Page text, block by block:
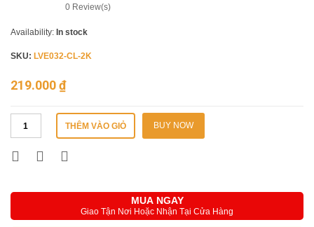
0 Review(s)
Availability: In stock
SKU: LVE032-CL-2K
219.000₫
THÊM VÀO GIỎ BUY NOW
MUA NGAY
Giao Tận Nơi Hoặc Nhận Tại Cửa Hàng